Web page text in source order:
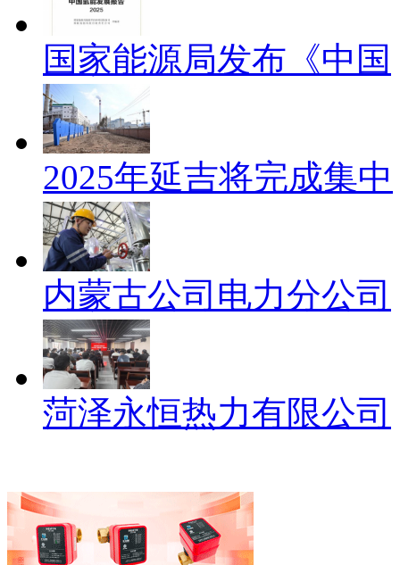
国家能源局发布《中国
2025年延吉将完成集中
内蒙古公司电力分公司
菏泽永恒热力有限公司